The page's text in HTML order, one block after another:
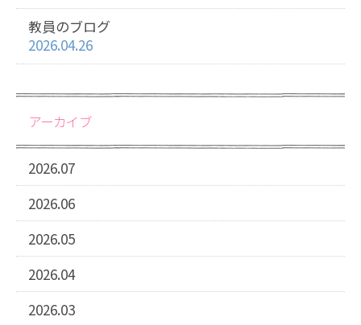
教員のブログ
2026.04.26
アーカイブ
2026.07
2026.06
2026.05
2026.04
2026.03